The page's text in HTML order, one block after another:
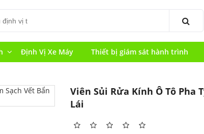
Định Vị Xe Máy Thiết bị giám sát hành trình
Viên Sủi Rửa Kính Ô Tô Pha
Lái